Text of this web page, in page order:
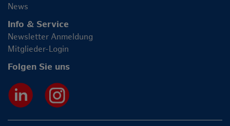
News
Info & Service
Newsletter Anmeldung
Mitglieder-Login
Folgen Sie uns